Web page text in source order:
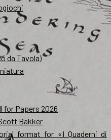
da Tavola)
for Papers 2026
Bakker
format for «I Quaderni di